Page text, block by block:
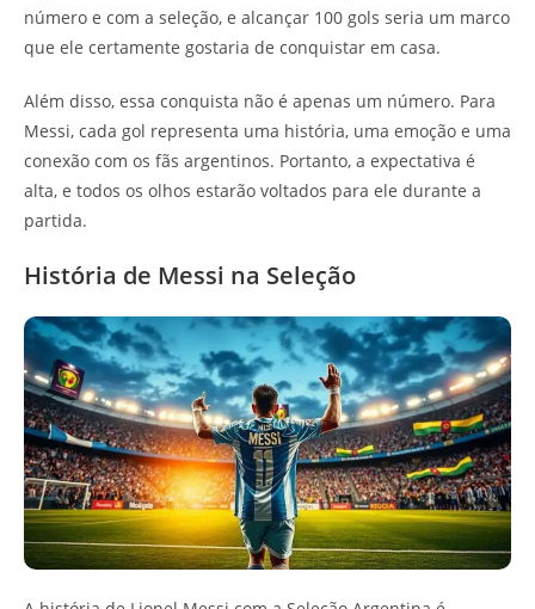
número e com a seleção, e alcançar 100 gols seria um marco
que ele certamente gostaria de conquistar em casa.
Além disso, essa conquista não é apenas um número. Para
Messi, cada gol representa uma história, uma emoção e uma
conexão com os fãs argentinos. Portanto, a expectativa é
alta, e todos os olhos estarão voltados para ele durante a
partida.
História de Messi na Seleção